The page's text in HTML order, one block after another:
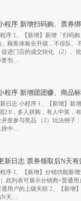
程序 新增扫码购、票券
序 1、【新增】新增「扫码购
」顾客体验全升级，不排队、
促进门店的成交转化 （2）、
签包…
程序 新增团团赚、商品
日志 小程序 1、【新增】新
团2.0，多人拼购，有人中奖，
发参与奖品 （2）玩法例子
拼中…
新日志 票券领取后N天
序 1、【新增】分销功能新
此列表可展示分销商+普通用
用户的上级关联 2、【新增
N天…